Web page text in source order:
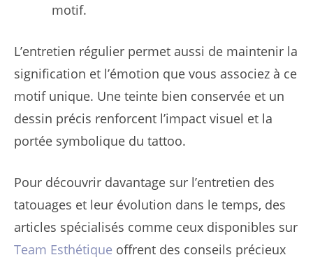
motif.
L’entretien régulier permet aussi de maintenir la
signification et l’émotion que vous associez à ce
motif unique. Une teinte bien conservée et un
dessin précis renforcent l’impact visuel et la
portée symbolique du tattoo.
Pour découvrir davantage sur l’entretien des
tatouages et leur évolution dans le temps, des
articles spécialisés comme ceux disponibles sur
Team Esthétique offrent des conseils précieux